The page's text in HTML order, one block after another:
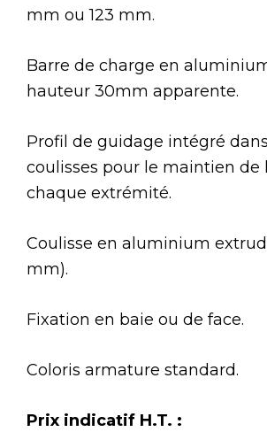
mm ou 123 mm.
Barre de charge en
hauteur 30mm apparente.
Profil de guidage intégré
coulisses pour le maintien de
chaque extrémité.
Coulisse en aluminium
mm).
Fixation en baie ou de face.
Coloris armature standard.
Prix indicatif H.T. :